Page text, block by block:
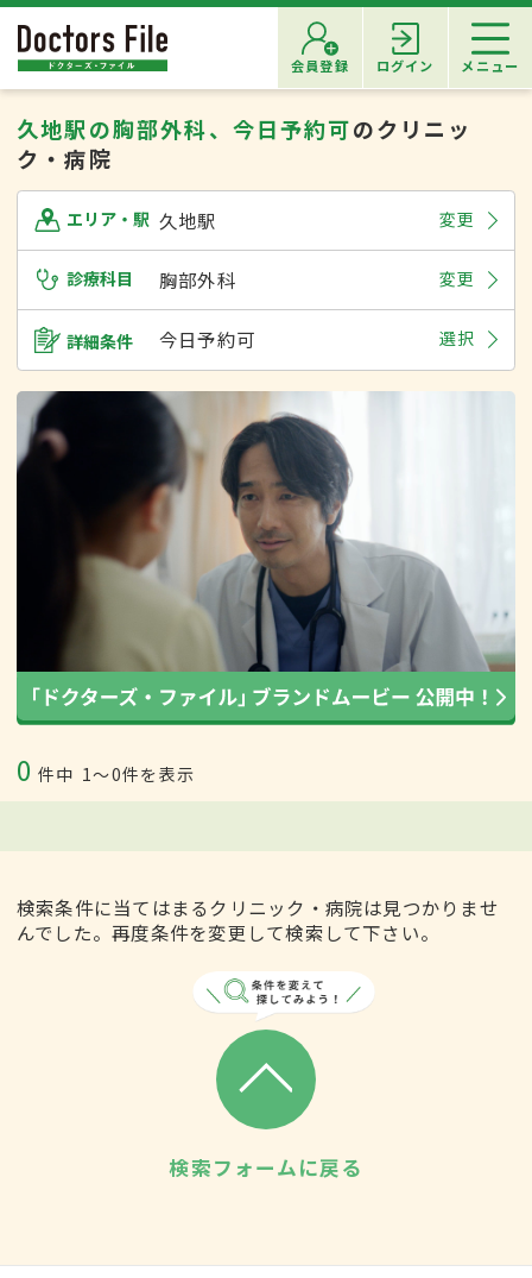
会員登録 ログイン メニュー
久地駅の胸部外科、今日予約可のクリニッ
ク・病院
エリア・駅 久地駅 変更
診療科目 胸部外科 変更
詳細条件 今日予約可 選択
0 件中 1〜0件を表示
検索条件に当てはまるクリニック・病院は見つかりませ
んでした。再度条件を変更して検索して下さい。
検索フォームに戻る